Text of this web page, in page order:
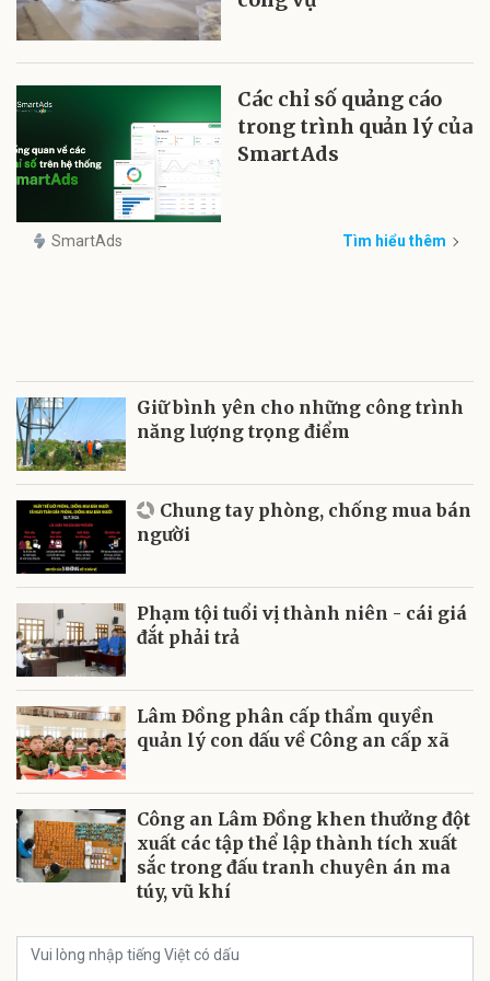
Các chỉ số quảng cáo
trong trình quản lý của
SmartAds
SmartAds Tìm hiểu thêm
Giữ bình yên cho những công trình
năng lượng trọng điểm
Chung tay phòng, chống mua bán
người
Phạm tội tuổi vị thành niên - cái giá
đắt phải trả
Lâm Đồng phân cấp thẩm quyền
quản lý con dấu về Công an cấp xã
Công an Lâm Đồng khen thưởng đột
xuất các tập thể lập thành tích xuất
sắc trong đấu tranh chuyên án ma
túy, vũ khí